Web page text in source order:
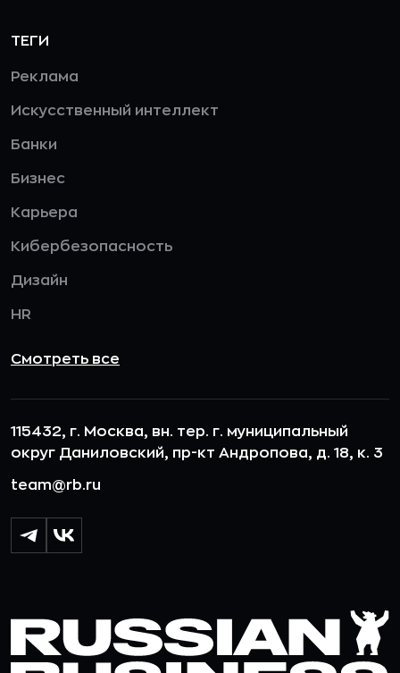
ТЕГИ
Реклама
Искусственный интеллект
Банки
Бизнес
Карьера
Кибербезопасность
Дизайн
HR
Смотреть все
115432, г. Москва, вн. тер. г. муниципальный
округ Даниловский, пр-кт Андропова, д. 18, к. 3
team@rb.ru